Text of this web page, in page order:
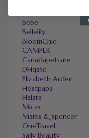
bebe
Bellelily
BloomChic
CAMPER
Canadapetcare
DHgate
Elizabeth Arden
Hostpapa
Halara
Micas
Marks & Spencer
OneTravel
Sally Beauty